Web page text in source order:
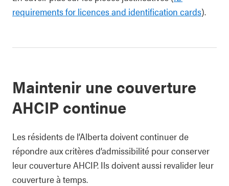
requirements for licences and identification cards).
Maintenir une couverture
AHCIP continue
Les résidents de l’Alberta doivent continuer de
répondre aux critères d’admissibilité pour conserver
leur couverture AHCIP. Ils doivent aussi revalider leur
couverture à temps.